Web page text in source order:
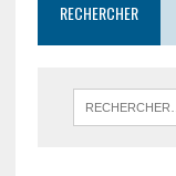
RECHERCHER